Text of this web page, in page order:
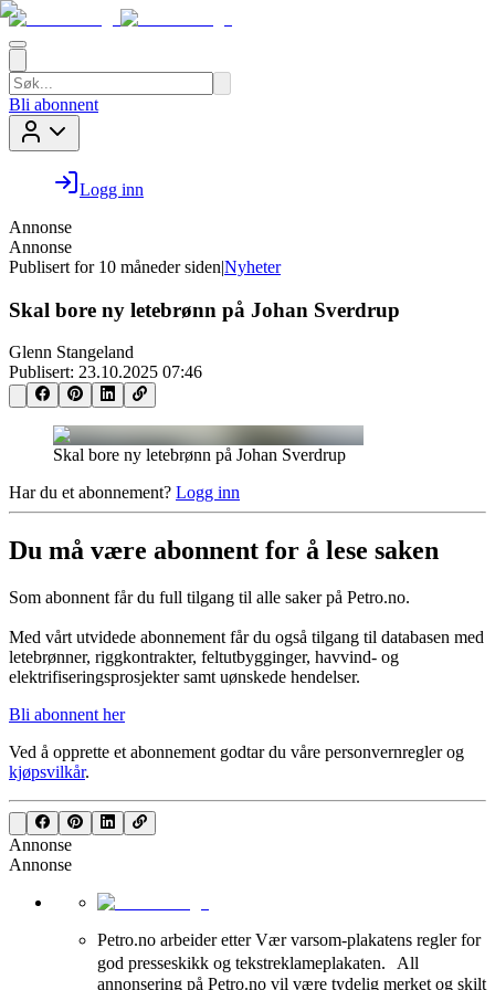
Bli abonnent
Logg inn
Annonse
Annonse
Publisert for 10 måneder siden|Nyheter
Skal bore ny letebrønn på Johan Sverdrup
Glenn Stangeland
Publisert: 23.10.2025 07:46
Skal bore ny letebrønn på Johan Sverdrup
Har du et abonnement? Logg inn
Du må være abonnent for å lese saken
Som abonnent får du full tilgang til alle saker på Petro.no.
Med vårt utvidede abonnement får du også tilgang til databasen med
letebrønner, riggkontrakter, feltutbygginger, havvind- og
elektrifiseringsprosjekter samt uønskede hendelser.
Bli abonnent her
Ved å opprette et abonnement godtar du våre personvernreglerog
kjøpsvilkår.
Annonse
Annonse
Petro.no arbeider etter Vær varsom-plakatens regler for
god presseskikk og tekstreklameplakaten. All
annonsering på Petro.no vil være tydelig merket og skilt